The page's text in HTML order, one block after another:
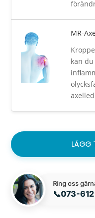
MR-
kan
LÄGG
Ring oss
📞073-612